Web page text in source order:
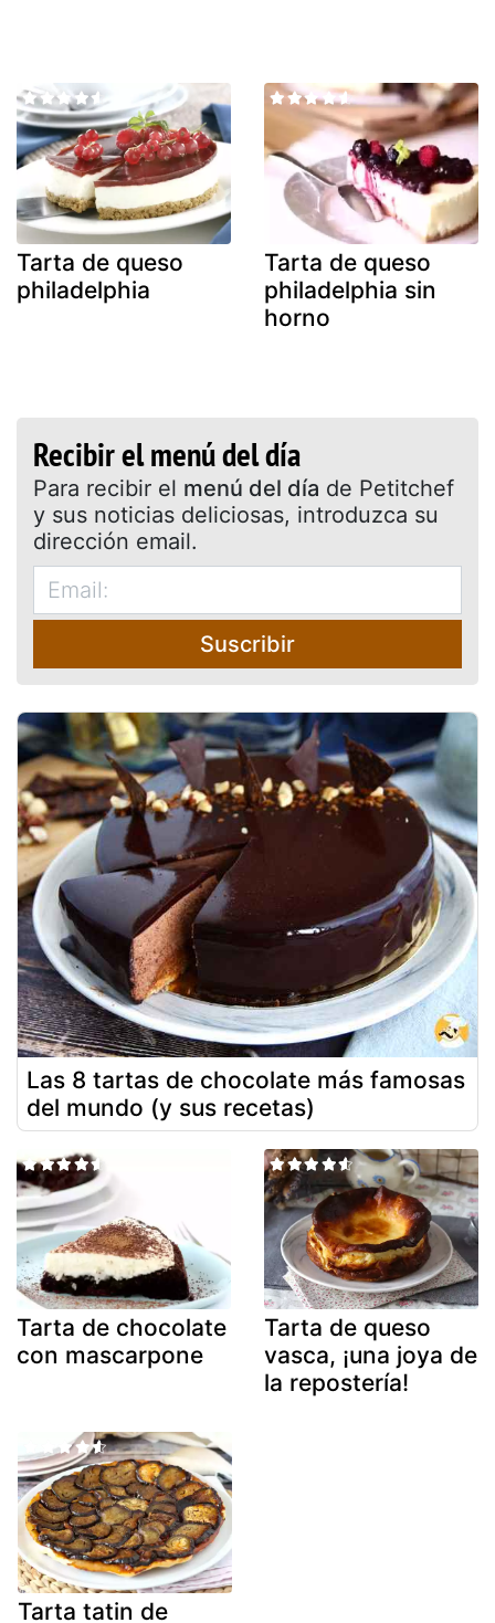
Tarta de queso
philadelphia
Tarta de queso
philadelphia sin
horno
Recibir el menú del día
Para recibir el menú del día de Petitchef
y sus noticias deliciosas, introduzca su
dirección email.
Suscribir
Las 8 tartas de chocolate más famosas
del mundo (y sus recetas)
Tarta de chocolate
con mascarpone
Tarta de queso
vasca, ¡una joya de
la repostería!
Tarta tatin de